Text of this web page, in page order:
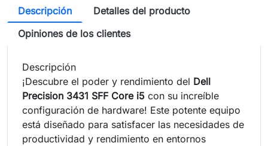
Descripción
Detalles del producto
Opiniones de los clientes
Descripción
¡Descubre el poder y rendimiento del Dell
Precision 3431 SFF Core i5 con su increíble
configuración de hardware! Este potente equipo
está diseñado para satisfacer las necesidades de
productividad y rendimiento en entornos